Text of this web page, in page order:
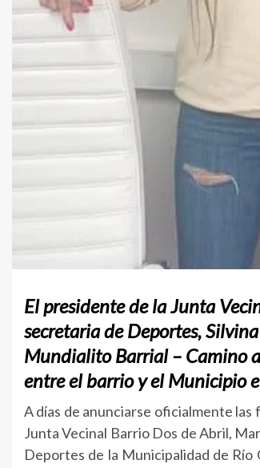
El presidente de la Junta
secretaria de Deportes,
Mundialito Barrial – Camino
entre el barrio y el Municipio
A días de anunciarse oficialmente las
Junta Vecinal Barrio Dos de Abril,
Deportes de la Municipalidad de Río